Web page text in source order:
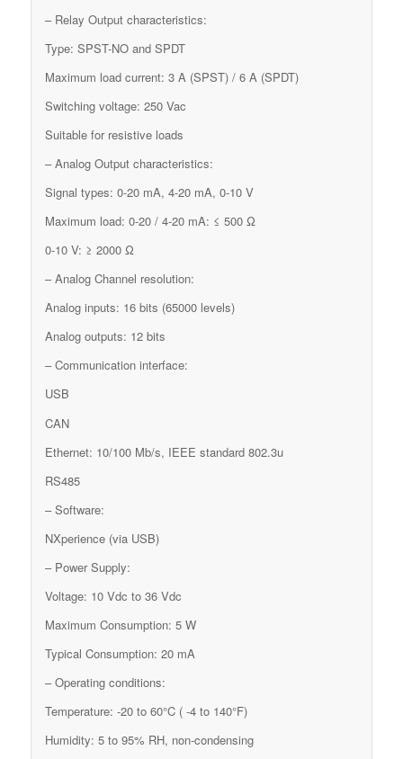
– Relay Output characteristics:
Type: SPST-NO and SPDT
Maximum load current: 3 A (SPST) / 6 A (SPDT)
Switching voltage: 250 Vac
Suitable for resistive loads
– Analog Output characteristics:
Signal types: 0-20 mA, 4-20 mA, 0-10 V
Maximum load: 0-20 / 4-20 mA: ≤ 500 Ω
0-10 V: ≥ 2000 Ω
– Analog Channel resolution:
Analog inputs: 16 bits (65000 levels)
Analog outputs: 12 bits
– Communication interface:
USB
CAN
Ethernet: 10/100 Mb/s, IEEE standard 802.3u
RS485
– Software:
NXperience (via USB)
– Power Supply:
Voltage: 10 Vdc to 36 Vdc
Maximum Consumption: 5 W
Typical Consumption: 20 mA
– Operating conditions:
Temperature: -20 to 60°C ( -4 to 140°F)
Humidity: 5 to 95% RH, non-condensing